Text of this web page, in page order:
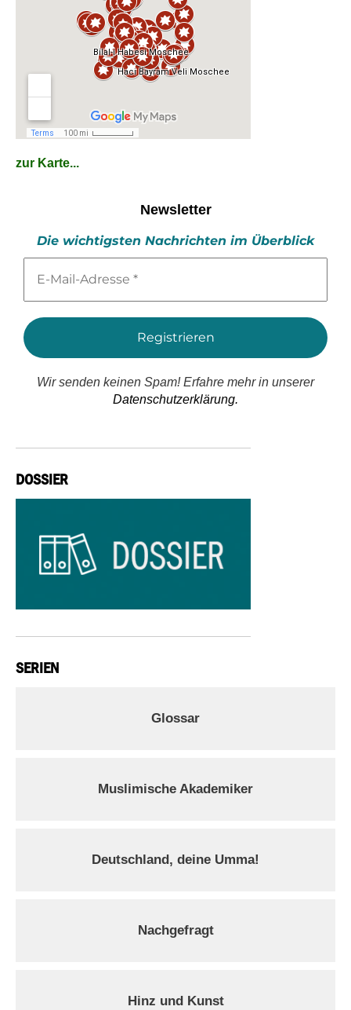
zur Karte...
Newsletter
Die wichtigsten Nachrichten im Überblick
Mail-
*
Wir senden keinen Spam! Erfahre mehr in unserer
Datenschutzerklärung.
DOSSIER
SERIEN
Glossar
Muslimische Akademiker
Deutschland, deine Umma!
Nachgefragt
Hinz und Kunst